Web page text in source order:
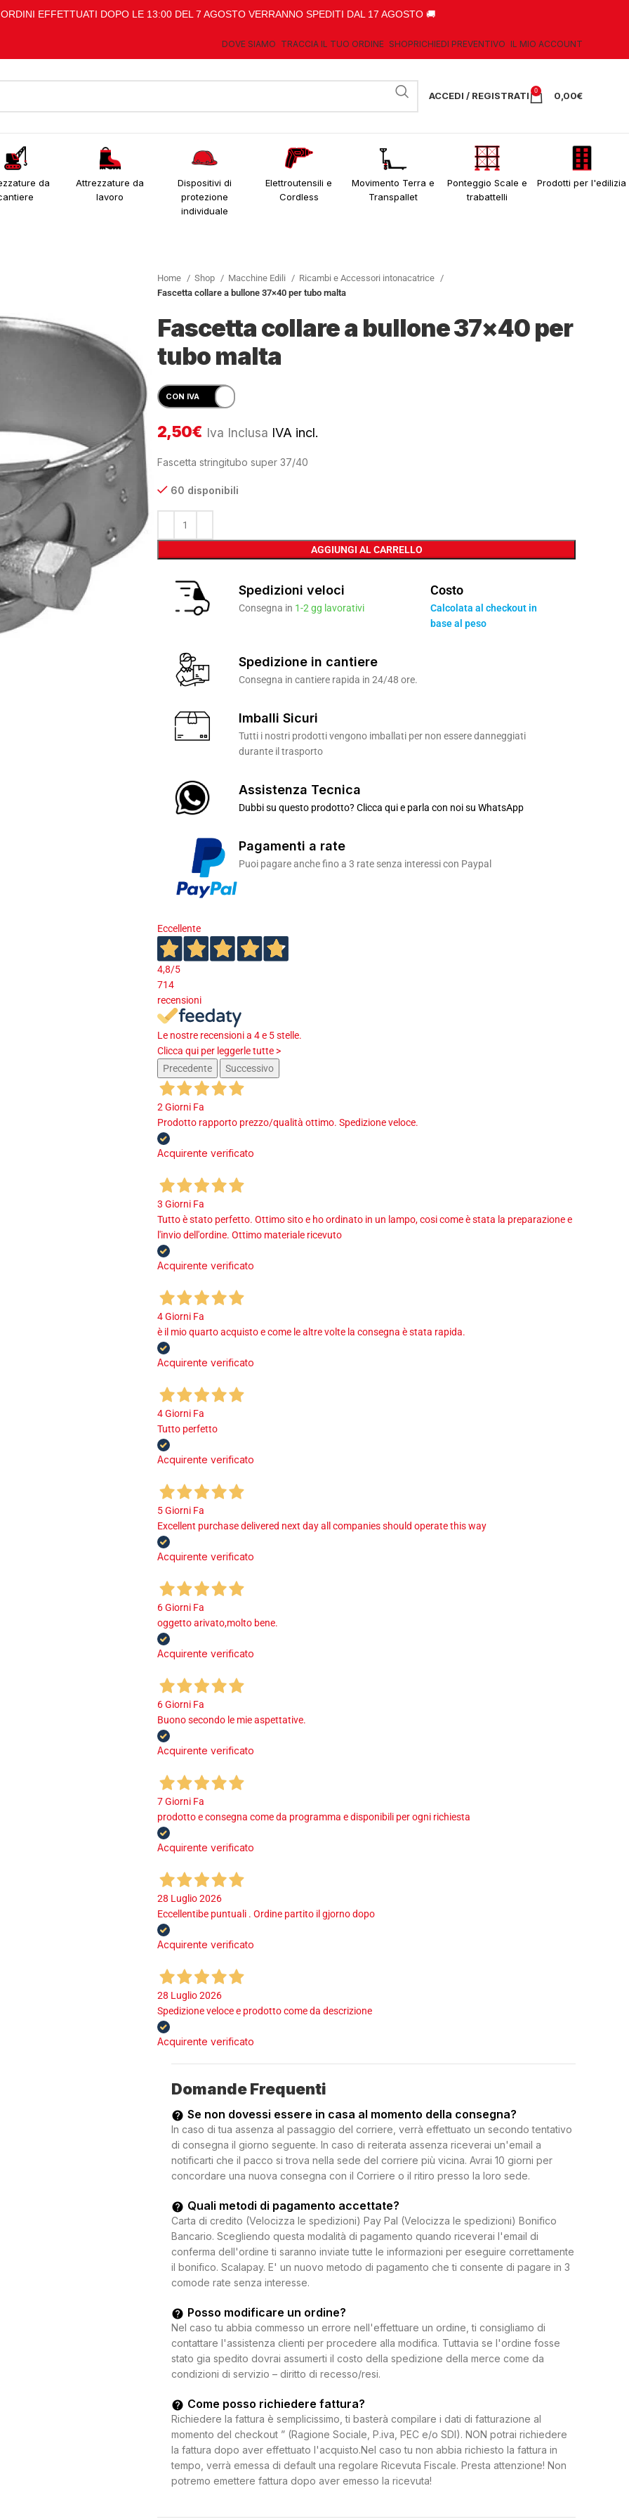
EFFETTUATI DOPO LE 13:00 DEL 7 AGOSTO VERRANNO SPEDITI DAL 17 AGOSTO 🚚
DOVE SIAMO TRACCIA IL TUO ORDINE SHOPRICHIEDI PREVENTIVO IL MIO ACCOUNT
ACCEDI / REGISTRATI 0 0,00€
da
Attrezzature da
lavoro
Dispositivi di
protezione
individuale
Elettroutensili e
Cordless
Movimento Terra e
Transpallet
Ponteggio Scale e
trabattelli
Prodotti per l'edilizia
Home Shop Macchine Edili
Ricambi e Accessori intonacatrice
Fascetta collare a bullone 37×40 per tubo malta
Fascetta collare a bullone 37×40 per
tubo malta
2,50€ Iva Inclusa IVA incl.
Fascetta stringitubo super 37/40
60 disponibili
AGGIUNGI AL CARRELLO
Spedizioni veloci
Consegna in 1-2 gg lavorativi
Costo
Calcolata al checkout in
base al peso
Spedizione in cantiere
Consegna in cantiere rapida in 24/48 ore.
Imballi Sicuri
Tutti i nostri prodotti vengono imballati per non essere danneggiati
durante il trasporto
Assistenza Tecnica
Dubbi su questo prodotto? Clicca qui e parla con noi su WhatsApp
Pagamenti a rate
Puoi pagare anche fino a 3 rate senza interessi con Paypal
Eccellente
4,8/5
714
recensioni
Le nostre recensioni a 4 e 5 stelle.
Clicca qui per leggerle tutte >
Precedente
Successivo
2 Giorni Fa
Prodotto rapporto prezzo/qualità ottimo. Spedizione veloce.
Acquirente verificato
3 Giorni Fa
Tutto è stato perfetto. Ottimo sito e ho ordinato in un lampo, cosi come è stata la preparazione e
l'invio dell'ordine. Ottimo materiale ricevuto
Acquirente verificato
4 Giorni Fa
è il mio quarto acquisto e come le altre volte la consegna è stata rapida.
Acquirente verificato
4 Giorni Fa
Tutto perfetto
Acquirente verificato
5 Giorni Fa
Excellent purchase delivered next day all companies should operate this way
Acquirente verificato
6 Giorni Fa
oggetto arivato,molto bene.
Acquirente verificato
6 Giorni Fa
Buono secondo le mie aspettative.
Acquirente verificato
7 Giorni Fa
prodotto e consegna come da programma e disponibili per ogni richiesta
Acquirente verificato
28 Luglio 2026
Eccellentibe puntuali . Ordine partito il gjorno dopo
Acquirente verificato
28 Luglio 2026
Spedizione veloce e prodotto come da descrizione
Acquirente verificato
Domande Frequenti
Se non dovessi essere in casa al momento della consegna?
In caso di tua assenza al passaggio del corriere, verrà effettuato un secondo tentativo
di consegna il giorno seguente. In caso di reiterata assenza riceverai un'email a
notificarti che il pacco si trova nella sede del corriere più vicina. Avrai 10 giorni per
concordare una nuova consegna con il Corriere o il ritiro presso la loro sede.
Quali metodi di pagamento accettate?
Carta di credito (Velocizza le spedizioni) Pay Pal (Velocizza le spedizioni) Bonifico
Bancario. Scegliendo questa modalità di pagamento quando riceverai l'email di
conferma dell'ordine ti saranno inviate tutte le informazioni per eseguire correttamente
il bonifico. Scalapay. E' un nuovo metodo di pagamento che ti consente di pagare in 3
comode rate senza interesse.
Posso modificare un ordine?
Nel caso tu abbia commesso un errore nell'effettuare un ordine, ti consigliamo di
contattare l'assistenza clienti per procedere alla modifica. Tuttavia se l'ordine fosse
stato gia spedito dovrai assumerti il costo della spedizione della merce come da
condizioni di servizio – diritto di recesso/resi.
Come posso richiedere fattura?
Richiedere la fattura è semplicissimo, ti basterà compilare i dati di fatturazione al
momento del checkout ” (Ragione Sociale, P.iva, PEC e/o SDI). NON potrai richiedere
la fattura dopo aver effettuato l'acquisto.Nel caso tu non abbia richiesto la fattura in
tempo, verrà emessa di default una regolare Ricevuta Fiscale. Presta attenzione! Non
potremo emettere fattura dopo aver emesso la ricevuta!